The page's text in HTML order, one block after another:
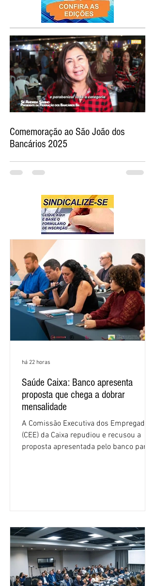
Comemoração ao São João dos
Bancários 2025
Saúde Caixa: Banco apresenta
proposta que chega a dobrar
mensalidade
A Comissão Executiva dos Empregados
(CEE) da Caixa repudiou e recusou a
proposta apresentada pelo banco para o
negociações das empregadas e dos
empregados exigiram que a Caixa refaça
os cálculos e apresente uma nova
proposta. O entendimento é que a
proposta
há 22 horas